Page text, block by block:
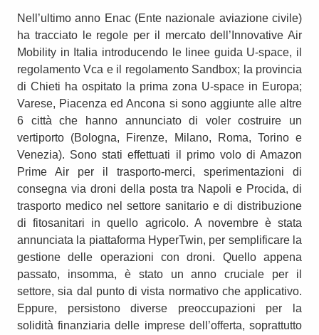
Nell’ultimo anno Enac (Ente nazionale aviazione civile)
ha tracciato le regole per il mercato dell’Innovative Air
Mobility in Italia introducendo le linee guida U-space, il
regolamento Vca e il regolamento Sandbox; la provincia
di Chieti ha ospitato la prima zona U-space in Europa;
Varese, Piacenza ed Ancona si sono aggiunte alle altre
6 città che hanno annunciato di voler costruire un
vertiporto (Bologna, Firenze, Milano, Roma, Torino e
Venezia). Sono stati effettuati il primo volo di Amazon
Prime Air per il trasporto-merci, sperimentazioni di
consegna via droni della posta tra Napoli e Procida, di
trasporto medico nel settore sanitario e di distribuzione
di fitosanitari in quello agricolo. A novembre è stata
annunciata la piattaforma HyperTwin, per semplificare la
gestione delle operazioni con droni. Quello appena
passato, insomma, è stato un anno cruciale per il
settore, sia dal punto di vista normativo che applicativo.
Eppure, persistono diverse preoccupazioni per la
solidità finanziaria delle imprese dell’offerta, soprattutto